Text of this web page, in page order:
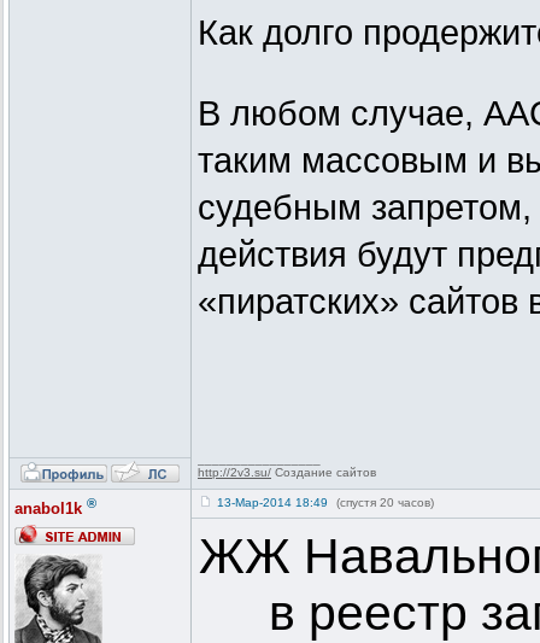
Как долго
В любом случае,
таким массовым и
судебным
действия будут
«пиратских»
http://2v3.su/ Создание сайтов
anabol1k ® 13-Мар-2014 18:49 (спустя 20 часов)
ЖЖ
в реестр